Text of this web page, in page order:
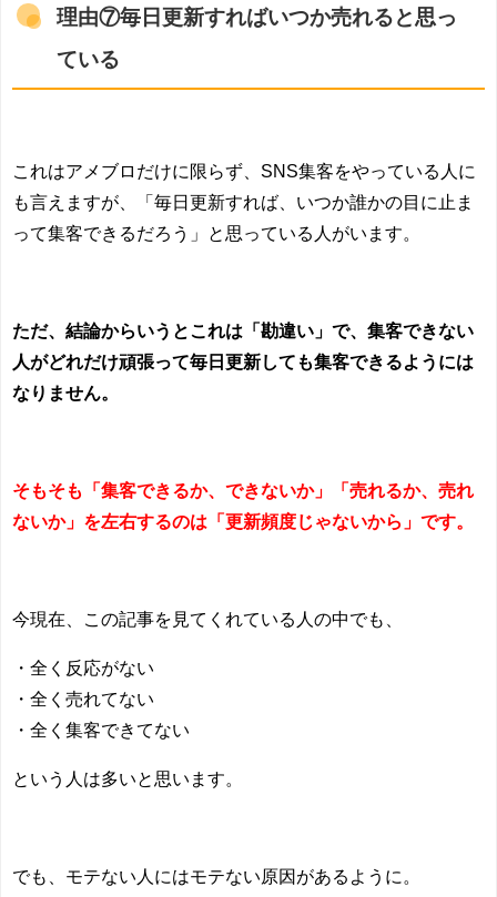
理由⑦毎日更新すればいつか売れると思っ
ている
これはアメブロだけに限らず、 SNS集客をやっている人に
も言えますが、「毎日更新すれば、いつか誰かの目に止ま
って集客できるだろう」と思っている人がいます。
ただ、結論からいうとこれは「勘違い」で、集客できない
人がどれだけ頑張って毎日更新しても集客できるようには
なりません。
そもそも「集客できるか、できないか」「売れるか、売れ
ないか」を左右するのは「更新頻度じゃないから」です。
今現在、この記事を見てくれている人の中でも、
・全く反応がない
・全く売れてない
・全く集客できてない
という人は多いと思います。
でも、モテない人にはモテない原因があるように。